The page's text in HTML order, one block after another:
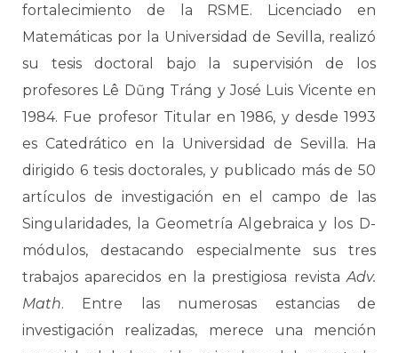
fortalecimiento de la RSME. Licenciado en
Matemáticas por la Universidad de Sevilla, realizó
su tesis doctoral bajo la supervisión de los
profesores Lê Dũng Tráng y José Luis Vicente en
1984. Fue profesor Titular en 1986, y desde 1993
es Catedrático en la Universidad de Sevilla. Ha
dirigido 6 tesis doctorales, y publicado más de 50
artículos de investigación en el campo de las
Singularidades, la Geometría Algebraica y los D-
módulos, destacando especialmente sus tres
trabajos aparecidos en la prestigiosa revistaAdv.
Math. Entre las numerosas estancias de
investigación realizadas, merece una mención